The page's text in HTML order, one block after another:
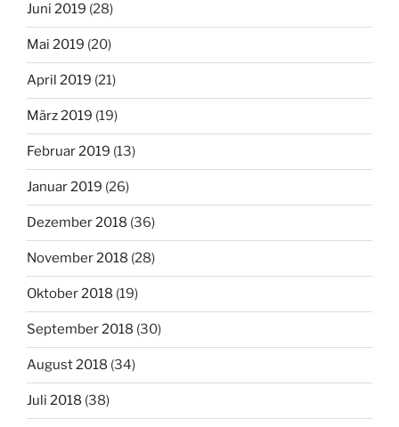
Juni 2019 (28)
Mai 2019 (20)
April 2019 (21)
März 2019 (19)
Februar 2019 (13)
Januar 2019 (26)
Dezember 2018 (36)
November 2018 (28)
Oktober 2018 (19)
September 2018 (30)
August 2018 (34)
Juli 2018 (38)